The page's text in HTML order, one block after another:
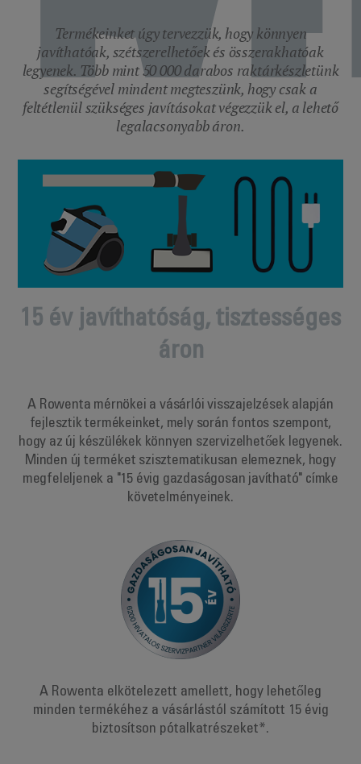
Termékeinket úgy tervezzük, hogy könnyen
javíthatóak, szétszerelhetőek és összerakhatóak
legyenek. Több mint 50 000 darabos raktárkészletünk
segítségével mindent megteszünk, hogy csak a
feltétlenül szükséges javításokat végezzük el, a lehető
legalacsonyabb áron.
15 év javíthatóság, tisztességes
áron
A Rowenta mérnökei a vásárlói visszajelzések alapján
fejlesztik termékeinket, mely során fontos szempont,
hogy az új készülékek könnyen szervizelhetőek legyenek.
Minden új terméket szisztematikusan elemeznek, hogy
megfeleljenek a "15 évig gazdaságosan javítható" címke
követelményeinek.
A Rowenta elkötelezett amellett, hogy lehetőleg
minden termékéhez a vásárlástól számított 15 évig
biztosítson pótalkatrészeket*.